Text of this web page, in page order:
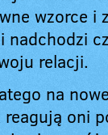
wzorce i
nadchodzi
relacji.
na
oni